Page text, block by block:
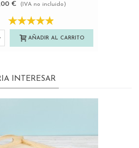
€
(IVA no incluido)
AÑADIR AL CARRITO
INTERESAR